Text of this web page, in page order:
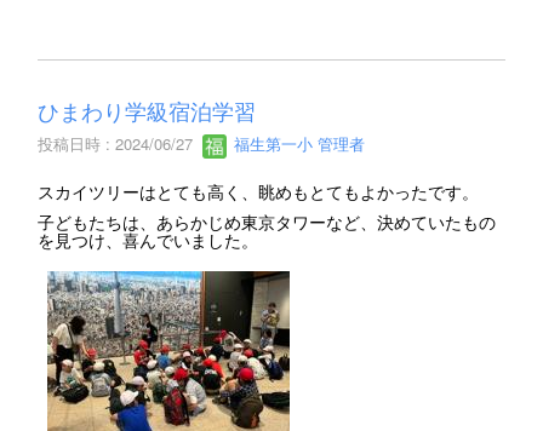
ひまわり学級宿泊学習
投稿日時 : 2024/06/27 福生第一小 管理者
スカイツリーはとても高く、眺めもとてもよかったです。
子どもたちは、あらかじめ東京タワーなど、決めていたもの
を見つけ、喜んでいました。